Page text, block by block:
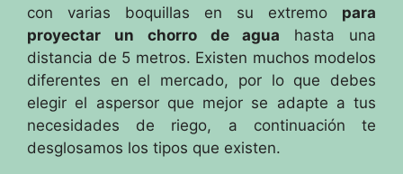
con varias boquillas en su extremo para
proyectar un chorro de agua hasta una
distancia de 5 metros. Existen muchos modelos
diferentes en el mercado, por lo que debes
elegir el aspersor que mejor se adapte a tus
necesidades de riego, a continuación te
desglosamos los tipos que existen.